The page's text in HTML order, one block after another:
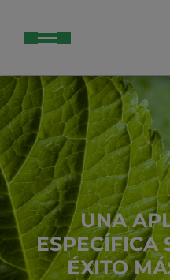
UNA
ESPECÍFICA
ÉXITO